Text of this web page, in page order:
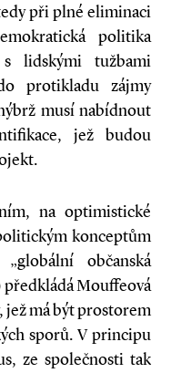
při plné eliminaci
politika
lidskými tužbami
protikladu zájmy
musí nabídnout
jež budou
na optimistické
konceptům
„globální občanská
předkládá Mouffeová
jež má být prostorem
sporů. V principu
ze společnosti tak